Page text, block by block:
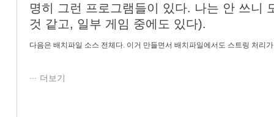
명히 그런 프로그램들이 있다. 나는 안 쓰니
것 같고, 일부 게임 중에도 있다).
다음은 배치파일 소스 전체다. 이거 만들면서 배치파일에서도 스트링 처리
더보기